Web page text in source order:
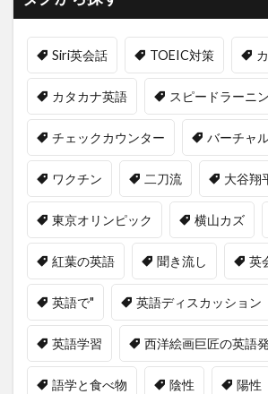
Siri英会話 TOEIC対策
カタカナ英語 スピードラーニ
チェックカウンター バーチャ
ワクチン 二刀流 大谷翔
東京オリンピック 横山カズ
紅葉の英語 聞き流し 英
英語で" 英語ディスカッション
英語学習 西洋絵画巨匠の英語
語学と食べ物 陰性 陽性